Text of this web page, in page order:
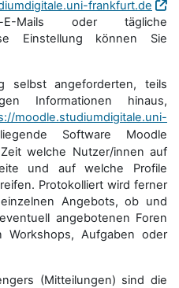
frankfurt.de
Mails oder tägliche
Einstellung können Sie
selbst angeforderten, teils
Informationen hinaus,
moodle.studiumdigitale.uni-
Software Moodle
welche Nutzer/innen auf
und auf welche Profile
Protokolliert wird ferner
Angebots, ob und
angebotenen Foren
Aufgaben oder
(Mitteilungen) sind die